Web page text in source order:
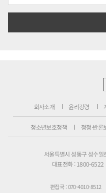
회사소개 윤리강령
청소년보호정책 정정·반론
서울특별시 성동구 성수
대표전화 : 1800-6522
편집국 : 070-4010-8512